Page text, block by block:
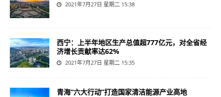
2021年7月27日 星期二 15:38
西宁：上半年地区生产总值超777亿元，对全省经
济增长贡献率达62%
2021年7月27日 星期二 15:35
青海“六大行动”打造国家清洁能源产业高地